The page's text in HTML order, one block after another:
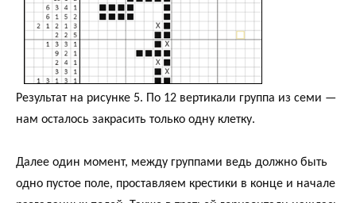
Результат на рисунке 5. По 12 вертикали группа из семи —
нам осталось закрасить только одну клетку.
Далее один момент, между группами ведь должно быть
одно пустое поле, проставляем крестики в конце и начале